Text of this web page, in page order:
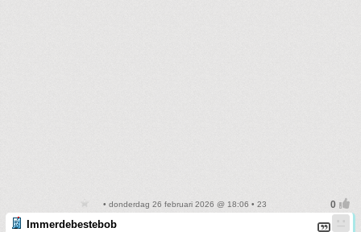
• donderdag 26 februari 2026 @ 18:06 • 23
Immerdebestebob